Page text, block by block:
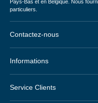
Pays-Bas et en Belgique. Nous
particuliers.
Contactez-nous
Informations
Service Clients